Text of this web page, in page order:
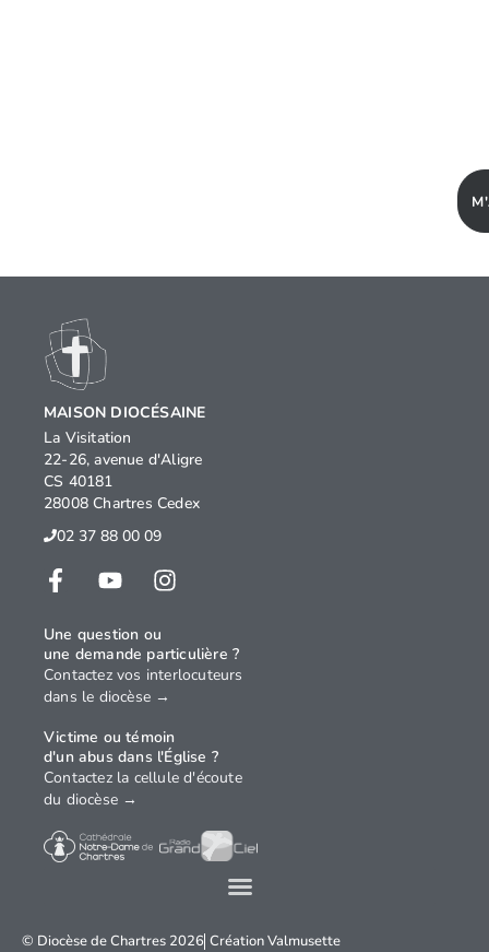
© Diocèse de Chartres 2026 CréationValmusette
MAISON DIOCÉSAINE
La Visitation
22-26, avenue d'Aligre
CS 40181
28008 Chartres Cedex
02 37 88 00 09
Une question ou
une demande particulière ?
Contactez vos interlocuteurs
dans le diocèse →
Victime ou témoin
d'un abus dans l'Église ?
Contactez la cellule d'écoute
du diocèse →